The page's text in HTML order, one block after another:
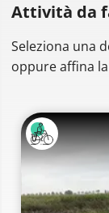
Attività da
Seleziona una
oppure affina